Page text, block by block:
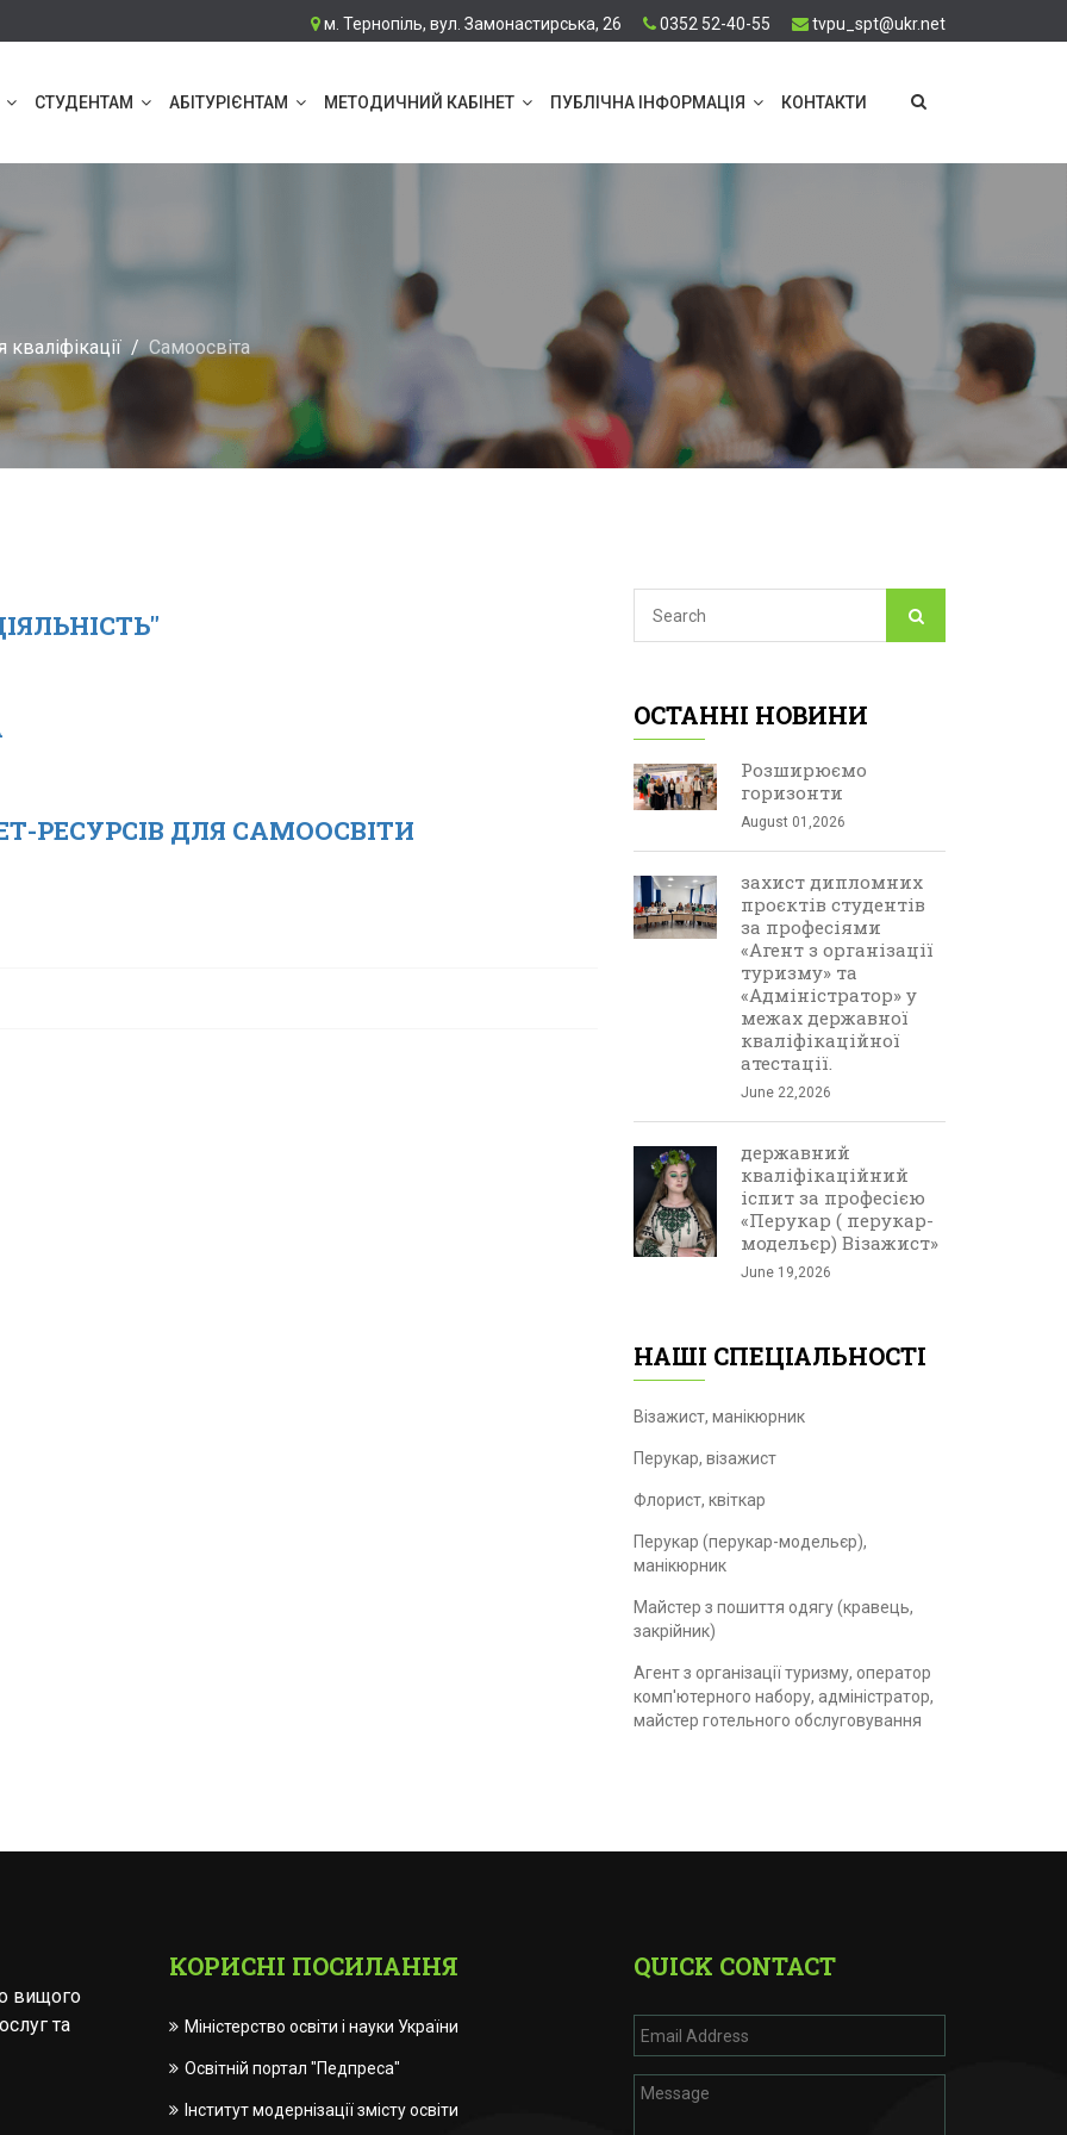
м. Тернопіль, вул. Замонастирська, 26 0352 52-40-55 tvpu_spt@ukr.net
СТУДЕНТАМ АБІТУРІЄНТАМ МЕТОДИЧНИЙ КАБІНЕТ ПУБЛІЧНА ІНФОРМАЦІЯ КОНТАКТИ
Самоосвіта
РЕСУРСІВ ДЛЯ САМООСВІТИ
ОСТАННІ НОВИНИ
Розширюємо
горизонти
August 01,2026
захист дипломних
проєктів студентів
за професіями
«Агент з організації
туризму» та
«Адміністратор» у
межах державної
кваліфікаційної
атестації.
June 22,2026
державний
кваліфікаційний
іспит за професією
«Перукар ( перукар-
модельєр) Візажист»
June 19,2026
НАШІ СПЕЦІАЛЬНОСТІ
Візажист, манікюрник
Перукар, візажист
Флорист, квіткар
Перукар (перукар-модельєр),
манікюрник
Майстер з пошиття одягу (кравець,
закрійник)
Агент з організації туризму, оператор
комп'ютерного набору, адміністратор,
майстер готельного обслуговування
вищого
та
КОРИСНІ ПОСИЛАННЯ
Міністерство освіти і науки України
Освітній портал "Педпреса"
Інститут модернізації змісту освіти
QUICK CONTACT